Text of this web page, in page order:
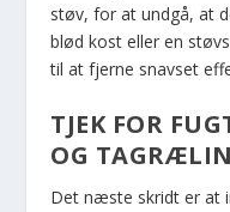
støv, for at undgå, at
blød kost eller en
til at fjerne snavset
TJEK FOR
OG
Det næste skridt er at